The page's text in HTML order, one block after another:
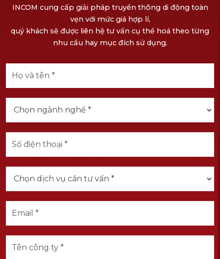
INCOM cung cấp giải pháp truyền thông di động toàn
vẹn với mức giá hợp lí,
quý khách sẽ được liên hệ tư vấn cụ thể hoá theo từng
nhu cầu hay mục đích sử dụng.